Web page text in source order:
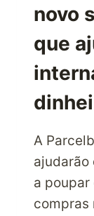
novo
que
A
ajudarão
a poupar
compras